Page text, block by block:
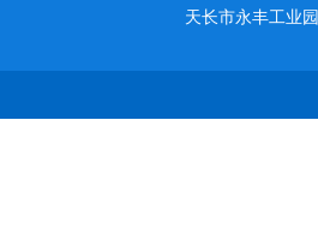
天长市永丰工业园